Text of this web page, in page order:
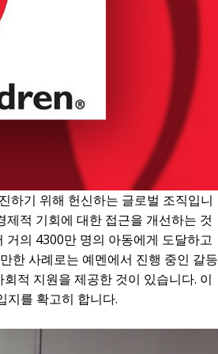
하기 위해 헌신하는 글로벌 조직입니
적 기회에 대한 접근을 개선하는 것
거의 4300만 명의 아동에게 도달하고
한 사례로는 예멘에서 진행 중인 갈등
적 지원을 제공한 것이 있습니다. 이
지를 확고히 합니다.